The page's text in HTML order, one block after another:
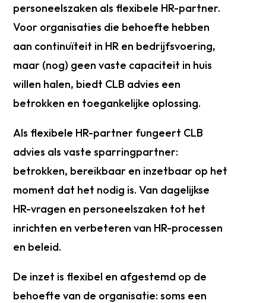
personeelszaken als flexibele HR-partner.
Voor organisaties die behoefte hebben
aan continuïteit in HR en bedrijfsvoering,
maar (nog) geen vaste capaciteit in huis
willen halen, biedt CLB advies een
betrokken en toegankelijke oplossing.
Als flexibele HR-partner fungeert CLB
advies als vaste sparringpartner:
betrokken, bereikbaar en inzetbaar op het
moment dat het nodig is. Van dagelijkse
HR-vragen en personeelszaken tot het
inrichten en verbeteren van HR-processen
en beleid.
De inzet is flexibel en afgestemd op de
behoefte van de organisatie: soms een